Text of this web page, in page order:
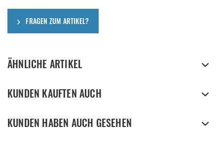
FRAGEN ZUM ARTIKEL?
ÄHNLICHE ARTIKEL
KUNDEN KAUFTEN AUCH
KUNDEN HABEN AUCH GESEHEN